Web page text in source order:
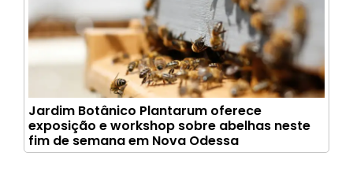
Jardim Botânico Plantarum oferece
exposição e workshop sobre abelhas neste
fim de semana em Nova Odessa